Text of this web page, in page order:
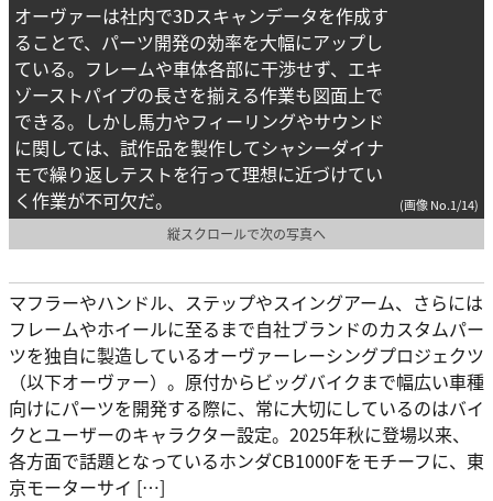
オーヴァーは社内で3Dスキャンデータを作成す
ることで、パーツ開発の効率を大幅にアップし
ている。フレームや車体各部に干渉せず、エキ
ゾーストパイプの長さを揃える作業も図面上で
できる。しかし馬力やフィーリングやサウンド
に関しては、試作品を製作してシャシーダイナ
モで繰り返しテストを行って理想に近づけてい
く作業が不可欠だ。
(画像 No.1/14)
縦スクロールで次の写真へ
マフラーやハンドル、ステップやスイングアーム、さらには
フレームやホイールに至るまで自社ブランドのカスタムパー
ツを独自に製造しているオーヴァーレーシングプロジェクツ
（以下オーヴァー）。原付からビッグバイクまで幅広い車種
向けにパーツを開発する際に、常に大切にしているのはバイ
クとユーザーのキャラクター設定。2025年秋に登場以来、
各方面で話題となっているホンダCB1000Fをモチーフに、東
京モーターサイ […]